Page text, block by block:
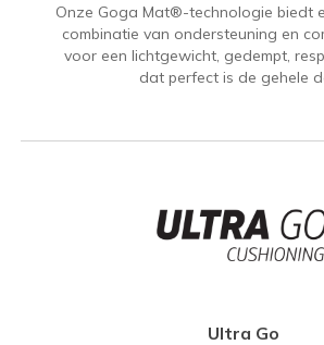
Onze Goga Mat®-technologie biedt
combinatie van ondersteuning en
voor een lichtgewicht, gedempt,
dat perfect is de gehele
Ultra Go